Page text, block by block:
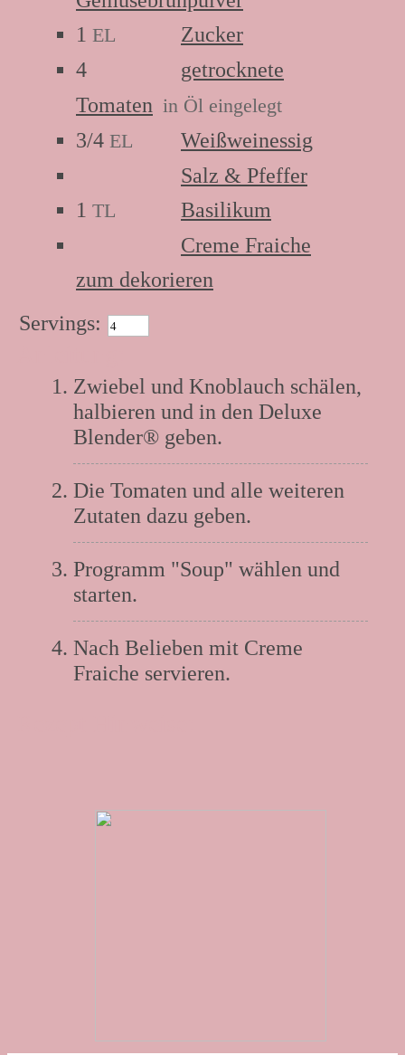
1 EL
Zucker
4
getrocknete
Tomaten in Öl eingelegt
3/4 EL
Weißweinessig
Salz & Pfeffer
1 TL
Basilikum
Creme Fraiche
zum dekorieren
Servings:
Zwiebel und Knoblauch schälen,
halbieren und in den Deluxe
Blender® geben.
Die Tomaten und alle weiteren
Zutaten dazu geben.
Programm "Soup" wählen und
starten.
Nach Belieben mit Creme
Fraiche servieren.